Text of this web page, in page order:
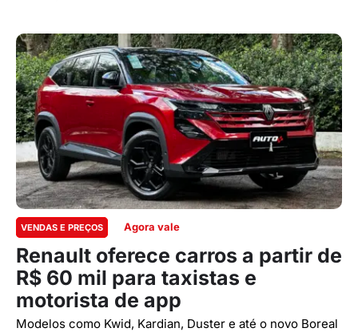
VENDAS E PREÇOS Agora vale
Renault oferece carros a partir de
R$ 60 mil para taxistas e
motorista de app
Modelos como Kwid, Kardian, Duster e até o novo Boreal